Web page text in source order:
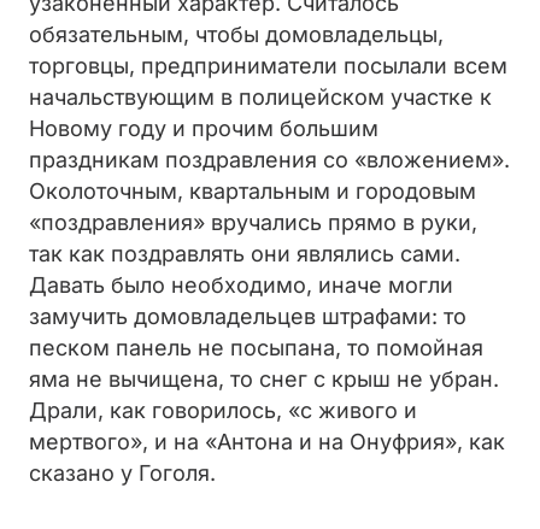
обязательным, чтобы домовладельцы,
торговцы, предприниматели посылали всем
начальствующим в полицейском участке к
Новому году и прочим большим
праздникам поздравления со «вложением».
Околоточным, квартальным и городовым
«поздравления» вручались прямо в руки,
так как поздравлять они являлись сами.
Давать было необходимо, иначе могли
замучить домовладельцев штрафами: то
песком панель не посыпана, то помойная
яма не вычищена, то снег с крыш не убран.
Драли, как говорилось, «с живого и
мертвого», и на «Антона и на Онуфрия», как
сказано у Гоголя.